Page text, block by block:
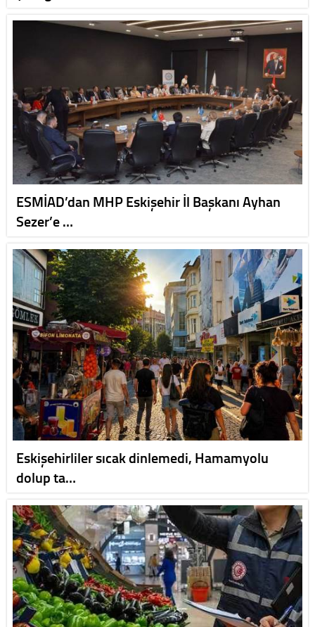
ESMİAD’dan MHP Eskişehir İl Başkanı Ayhan
Sezer’e …
Eskişehirliler sıcak dinlemedi, Hamamyolu
dolup ta…